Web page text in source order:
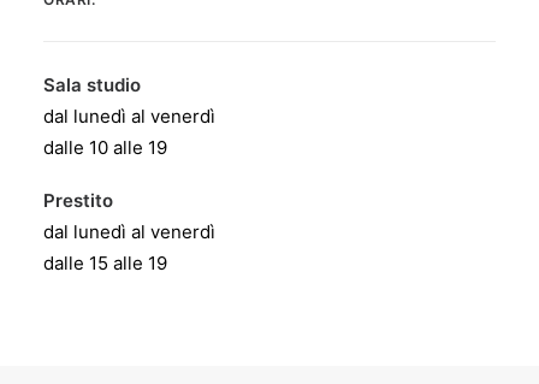
Sala studio
dal lunedì al venerdì
dalle 10 alle 19
Prestito
dal lunedì al venerdì
dalle 15 alle 19